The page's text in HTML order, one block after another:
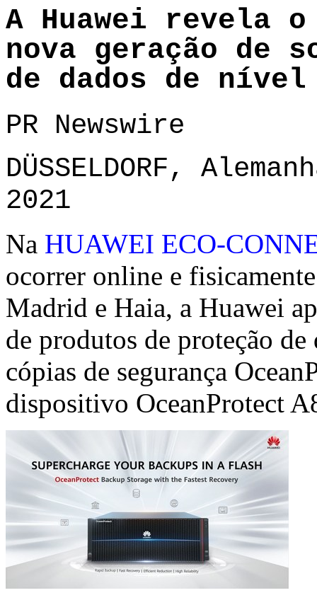
A Huawei revela o
nova geração de
de dados de
PR Newswire
DÜSSELDORF,
2021
Na HUAWEI ECO-
ocorrer online e
Madrid e Haia, a Huawei
de produtos de proteção
cópias de segurança
dispositivo OceanProtect